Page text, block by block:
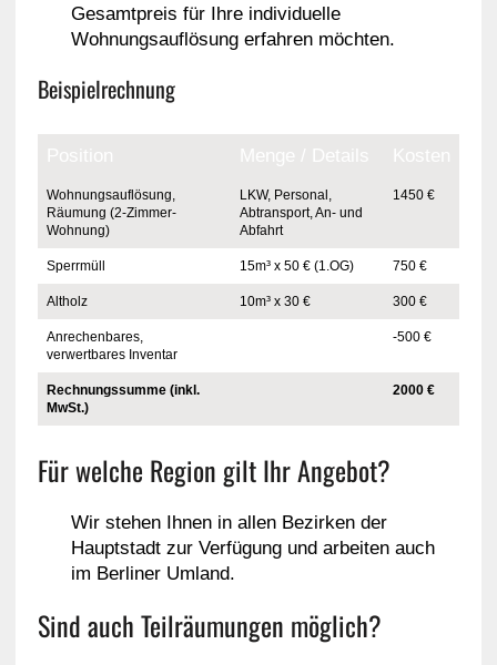
Gesamtpreis für Ihre individuelle
Wohnungsauflösung erfahren möchten.
Beispielrechnung
Wohnungsauflösung,
Räumung (2-Zimmer-
Wohnung)
LKW, Personal,
Abtransport, An- und
Abfahrt
1450 €
Sperrmüll 15m³ x 50 € (1.OG) 750 €
Altholz 10m³ x 30 € 300 €
Anrechenbares,
verwertbares Inventar
-500 €
Rechnungssumme (inkl.
MwSt.)
2000 €
Für welche Region gilt Ihr Angebot?
Wir stehen Ihnen in allen Bezirken der
Hauptstadt zur Verfügung und arbeiten auch
im Berliner Umland.
Sind auch Teilräumungen möglich?